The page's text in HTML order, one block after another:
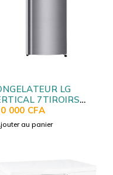
LG
7TIROIRS
GN304SL
000 CFA
au panier